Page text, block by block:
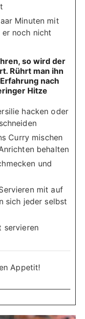
Minuten mit
er noch nicht
so wird der
Rührt man ihn
nach
Hitze
hacken oder
Curry mischen
behalten
und
mit auf
sich jeder selbst
servieren
Appetit!